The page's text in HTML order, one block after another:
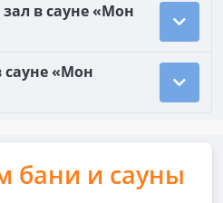
в сауне «Мон
сауне «Мон
бани и сауны